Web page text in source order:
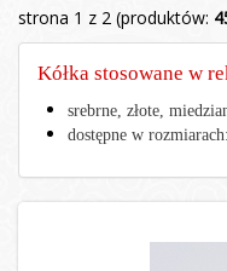
strona 1 z 2 (produktów:
Kółka stosowane w
srebrne, złote,
dostępne w